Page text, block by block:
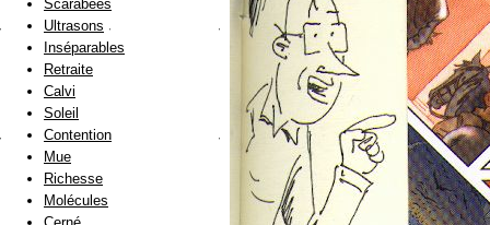
Scarabées
Ultrasons
Inséparables
Retraite
Calvi
Soleil
Contention
Mue
Richesse
Molécules